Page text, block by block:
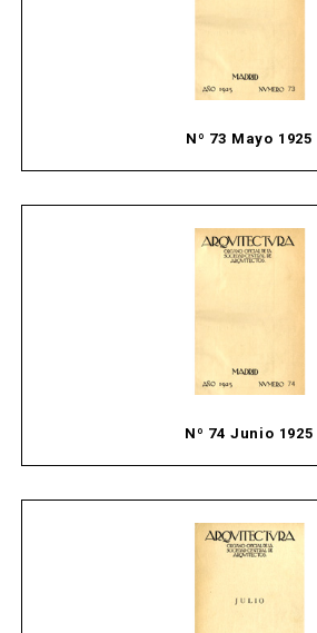
Nº 73 Mayo 1925
Nº 74 Junio 1925